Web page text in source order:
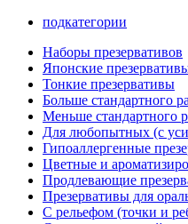
подкатегории
Наборы презервативов
Японские
Тонкие презервативы
Больше стандартного
Меньше стандартного
Для любопытных (с
Гипоаллергенные
Цветные и
Продлевающие
Презервативы для
С рельефом (точки и